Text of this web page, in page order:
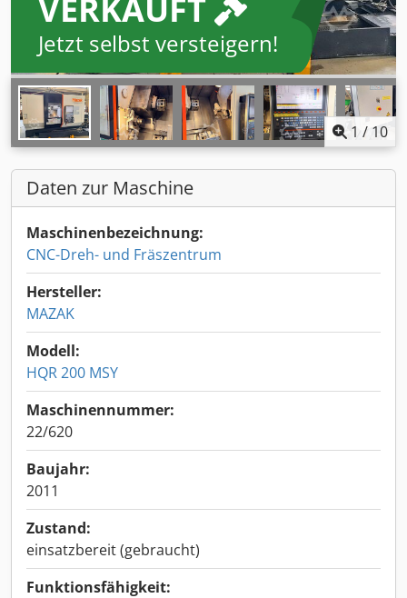
Jetzt selbst versteigern!
1 / 10
Daten zur Maschine
Maschinenbezeichnung:
CNC-Dreh- und Fräszentrum
Hersteller:
MAZAK
Modell:
HQR 200 MSY
Maschinennummer:
22/620
Baujahr:
2011
Zustand:
einsatzbereit (gebraucht)
Funktionsfähigkeit: